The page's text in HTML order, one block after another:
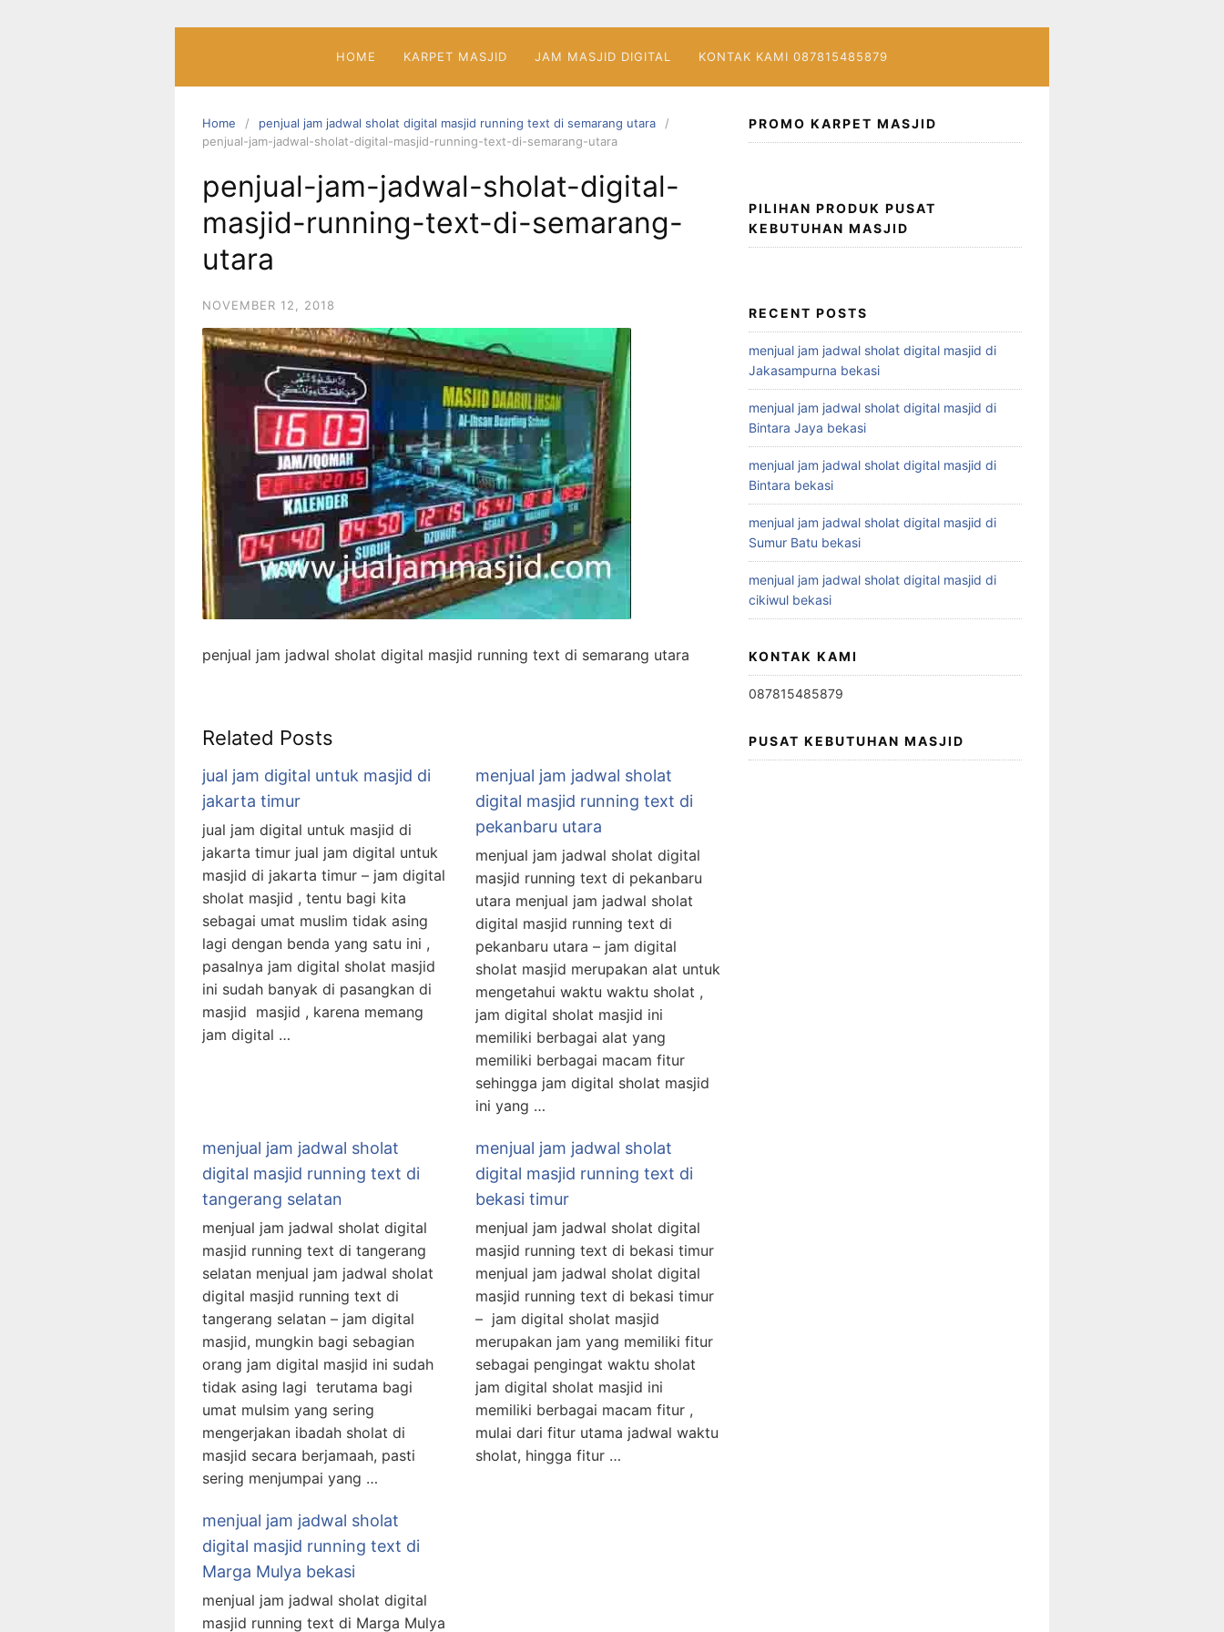
HOME KARPET MASJID JAM MASJID DIGITAL KONTAK KAMI 087815485879
Home
penjual jam jadwal sholat digital masjid running text di semarang utara
penjual-jam-jadwal-sholat-digital-masjid-running-text-di-semarang-utara
penjual-jam-jadwal-sholat-digital-
masjid-running-text-di-semarang-
utara
NOVEMBER 12, 2018
penjual jam jadwal sholat digital masjid running text di semarang utara
Related Posts
jual jam digital untuk masjid di
jakarta timur
jual jam digital untuk masjid di
jakarta timur jual jam digital untuk
masjid di jakarta timur – jam digital
sholat masjid , tentu bagi kita
sebagai umat muslim tidak asing
lagi dengan benda yang satu ini ,
pasalnya jam digital sholat masjid
ini sudah banyak di pasangkan di
masjid masjid , karena memang
jam digital …
menjual jam jadwal sholat
digital masjid running text di
pekanbaru utara
menjual jam jadwal sholat digital
masjid running text di pekanbaru
utara menjual jam jadwal sholat
digital masjid running text di
pekanbaru utara – jam digital
sholat masjid merupakan alat untuk
mengetahui waktu waktu sholat ,
jam digital sholat masjid ini
memiliki berbagai alat yang
memiliki berbagai macam fitur
sehingga jam digital sholat masjid
ini yang …
menjual jam jadwal sholat
digital masjid running text di
tangerang selatan
menjual jam jadwal sholat digital
masjid running text di tangerang
selatan menjual jam jadwal sholat
digital masjid running text di
tangerang selatan – jam digital
masjid, mungkin bagi sebagian
orang jam digital masjid ini sudah
tidak asing lagi terutama bagi
umat mulsim yang sering
mengerjakan ibadah sholat di
masjid secara berjamaah, pasti
sering menjumpai yang …
menjual jam jadwal sholat
digital masjid running text di
bekasi timur
menjual jam jadwal sholat digital
masjid running text di bekasi timur
menjual jam jadwal sholat digital
masjid running text di bekasi timur
– jam digital sholat masjid
merupakan jam yang memiliki fitur
sebagai pengingat waktu sholat
jam digital sholat masjid ini
memiliki berbagai macam fitur ,
mulai dari fitur utama jadwal waktu
sholat, hingga fitur …
menjual jam jadwal sholat
digital masjid running text di
Marga Mulya bekasi
menjual jam jadwal sholat digital
masjid running text di Marga Mulya
PROMO KARPET MASJID
PILIHAN PRODUK PUSAT
KEBUTUHAN MASJID
RECENT POSTS
menjual jam jadwal sholat digital masjid di
Jakasampurna bekasi
menjual jam jadwal sholat digital masjid di
Bintara Jaya bekasi
menjual jam jadwal sholat digital masjid di
Bintara bekasi
menjual jam jadwal sholat digital masjid di
Sumur Batu bekasi
menjual jam jadwal sholat digital masjid di
cikiwul bekasi
KONTAK KAMI
087815485879
PUSAT KEBUTUHAN MASJID